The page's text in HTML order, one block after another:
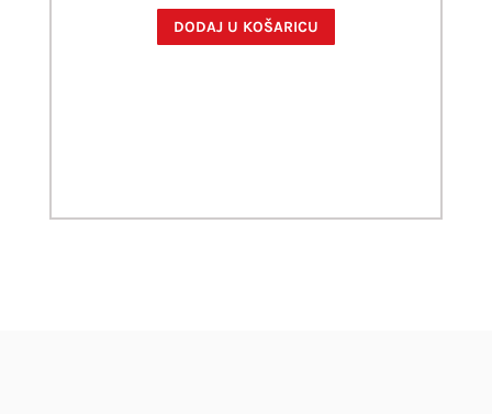
je:
2,80 €.
2,24 €.
DODAJ U KOŠARICU